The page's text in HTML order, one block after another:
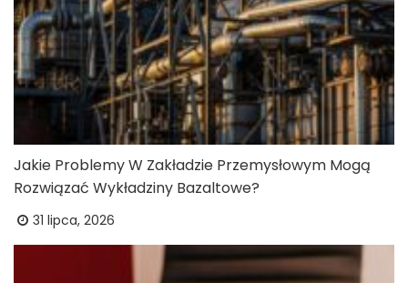
Jakie Problemy W Zakładzie Przemysłowym Mogą
Rozwiązać Wykładziny Bazaltowe?
31 lipca, 2026